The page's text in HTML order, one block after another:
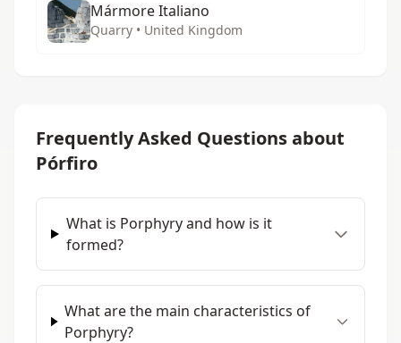
Mármore Italiano
Quarry • United Kingdom
Frequently Asked Questions about
Pórfiro
What is Porphyry and how is it
formed?
What are the main characteristics of
Porphyry?